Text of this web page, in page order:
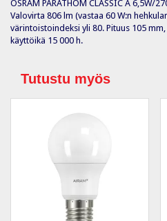
OSRAM PARATHOM CLASSIC A 6,5W/
Valovirta 806 lm (vastaa 60 W:n
värintoistoindeksi yli 80. Pituus 105
käyttöikä 15 000 h.
Tutustu myös